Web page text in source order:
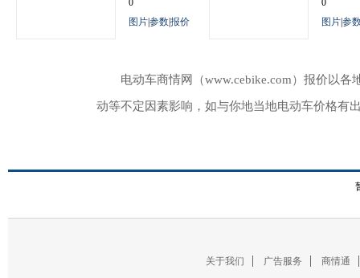
0
图片参数报价
0
图片参
电动车商情网（www.cebike.com）报价以
动等不定因素影响，如与你地当地电动车价格有
关于我们 广告服务 商情通